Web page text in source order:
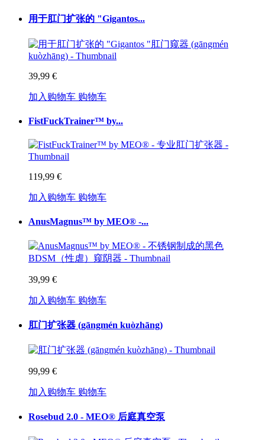
用于肛门扩张的 "Gigantos...
39,99 €
加入购物车 购物车
FistFuckTrainer™ by...
119,99 €
加入购物车 购物车
AnusMagnus™ by MEO® -...
39,99 €
加入购物车 购物车
肛门扩张器 (gāngmén kuòzhāng)
99,99 €
加入购物车 购物车
Rosebud 2.0 - MEO® 后庭真空泵